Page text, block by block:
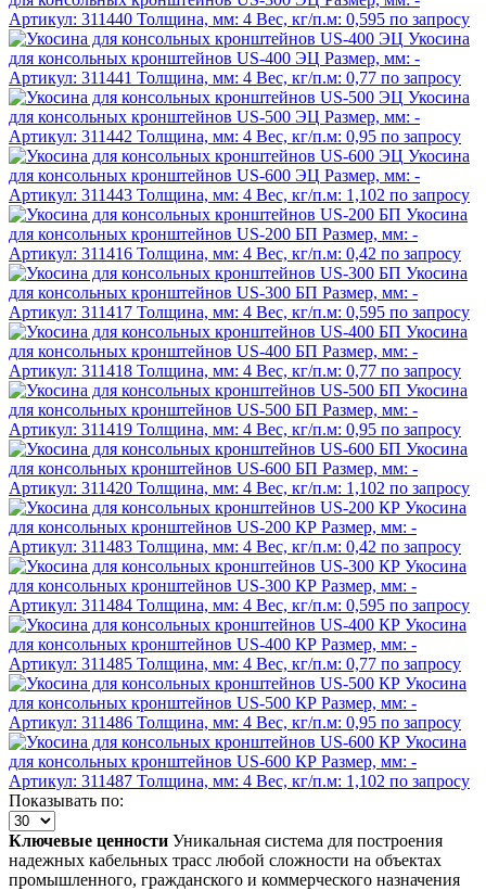
Артикул: 311440 Толщина, мм: 4 Вес, кг/п.м: 0,595 по запросу
Укосина
для консольных кронштейнов US-400 ЭЦ Размер, мм: -
Артикул: 311441 Толщина, мм: 4 Вес, кг/п.м: 0,77 по запросу
Укосина
для консольных кронштейнов US-500 ЭЦ Размер, мм: -
Артикул: 311442 Толщина, мм: 4 Вес, кг/п.м: 0,95 по запросу
Укосина
для консольных кронштейнов US-600 ЭЦ Размер, мм: -
Артикул: 311443 Толщина, мм: 4 Вес, кг/п.м: 1,102 по запросу
Укосина
для консольных кронштейнов US-200 БП Размер, мм: -
Артикул: 311416 Толщина, мм: 4 Вес, кг/п.м: 0,42 по запросу
Укосина
для консольных кронштейнов US-300 БП Размер, мм: -
Артикул: 311417 Толщина, мм: 4 Вес, кг/п.м: 0,595 по запросу
Укосина
для консольных кронштейнов US-400 БП Размер, мм: -
Артикул: 311418 Толщина, мм: 4 Вес, кг/п.м: 0,77 по запросу
Укосина
для консольных кронштейнов US-500 БП Размер, мм: -
Артикул: 311419 Толщина, мм: 4 Вес, кг/п.м: 0,95 по запросу
Укосина
для консольных кронштейнов US-600 БП Размер, мм: -
Артикул: 311420 Толщина, мм: 4 Вес, кг/п.м: 1,102 по запросу
Укосина
для консольных кронштейнов US-200 КР Размер, мм: -
Артикул: 311483 Толщина, мм: 4 Вес, кг/п.м: 0,42 по запросу
Укосина
для консольных кронштейнов US-300 КР Размер, мм: -
Артикул: 311484 Толщина, мм: 4 Вес, кг/п.м: 0,595 по запросу
Укосина
для консольных кронштейнов US-400 КР Размер, мм: -
Артикул: 311485 Толщина, мм: 4 Вес, кг/п.м: 0,77 по запросу
Укосина
для консольных кронштейнов US-500 КР Размер, мм: -
Артикул: 311486 Толщина, мм: 4 Вес, кг/п.м: 0,95 по запросу
Укосина
для консольных кронштейнов US-600 КР Размер, мм: -
Артикул: 311487 Толщина, мм: 4 Вес, кг/п.м: 1,102 по запросу
Показывать по:
Ключевые ценности Уникальная система для построения
надежных кабельных трасс любой сложности на объектах
промышленного, гражданского и коммерческого назначения